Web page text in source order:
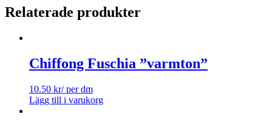
Relaterade produkter
Chiffong Fuschia ”varmton”
10.50 kr/ per dm
Lägg till i varukorg